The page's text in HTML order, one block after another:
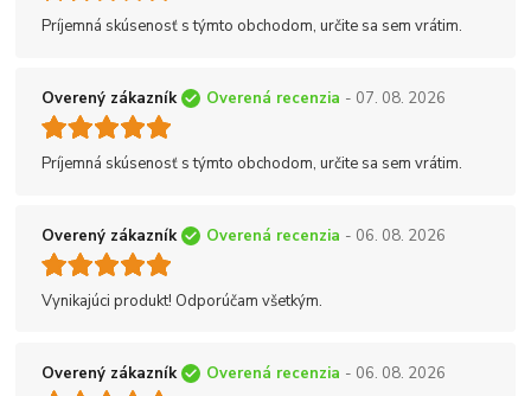
Príjemná skúsenosť s týmto obchodom, určite sa sem vrátim.
Overený zákazník Overená recenzia - 07. 08. 2026
Príjemná skúsenosť s týmto obchodom, určite sa sem vrátim.
Overený zákazník Overená recenzia - 06. 08. 2026
Vynikajúci produkt! Odporúčam všetkým.
Overený zákazník Overená recenzia - 06. 08. 2026